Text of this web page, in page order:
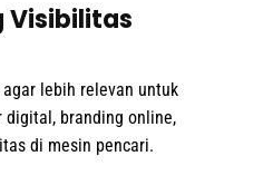
Visibilitas
lebih relevan untuk
digital, branding online,
di mesin pencari.